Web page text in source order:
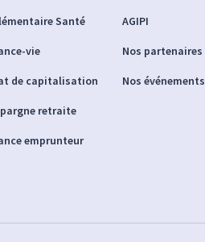
Santé
vie
de capitalisation
retraite
emprunteur
AGIPI
Nos partenaires
Nos événements